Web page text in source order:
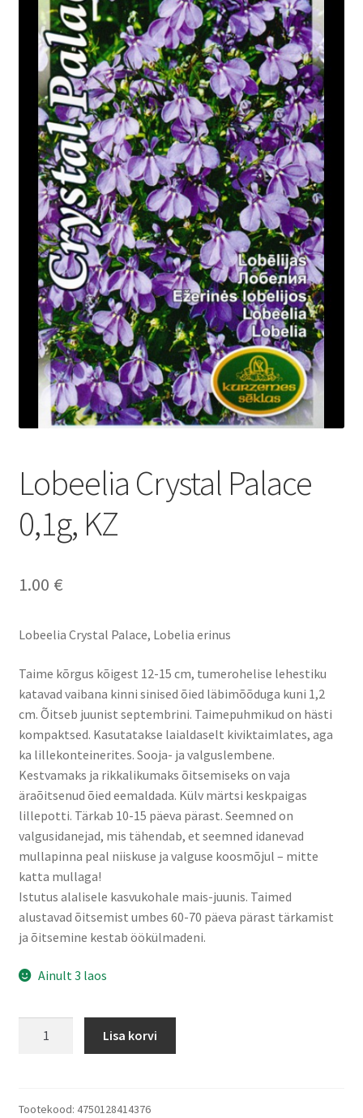
Lobeelia Crystal Palace
0,1g, KZ
1.00 €
Lobeelia Crystal Palace, Lobelia erinus
Taime kõrgus kõigest 12-15 cm, tumerohelise lehestiku
katavad vaibana kinni sinised õied läbimõõduga kuni 1,2
cm. Õitseb juunist septembrini. Taimepuhmikud on hästi
kompaktsed. Kasutatakse laialdaselt kiviktaimlates, aga
ka lillekonteinerites. Sooja- ja valguslembene.
Kestvamaks ja rikkalikumaks õitsemiseks on vaja
äraõitsenud õied eemaldada. Külv märtsi keskpaigas
lillepotti. Tärkab 10-15 päeva pärast. Seemned on
valgusidanejad, mis tähendab, et seemned idanevad
mullapinna peal niiskuse ja valguse koosmõjul – mitte
katta mullaga!
Istutus alalisele kasvukohale mais-juunis. Taimed
alustavad õitsemist umbes 60-70 päeva pärast tärkamist
ja õitsemine kestab öökülmadeni.
Ainult 3 laos
KZ
Lisa korvi
Tootekood: 4750128414376